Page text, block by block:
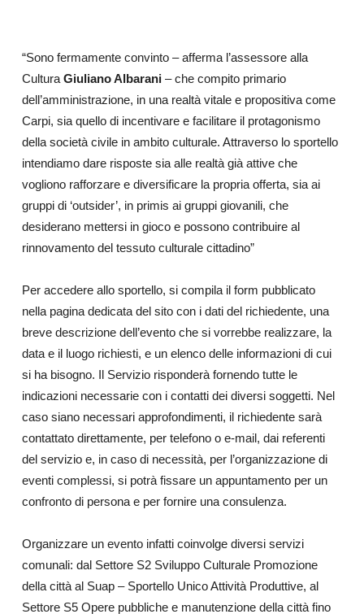
“Sono fermamente convinto – afferma l’assessore alla
Cultura Giuliano Albarani– che compito primario
dell’amministrazione, in una realtà vitale e propositiva come
Carpi, sia quello di incentivare e facilitare il protagonismo
della società civile in ambito culturale. Attraverso lo sportello
intendiamo dare risposte sia alle realtà già attive che
vogliono rafforzare e diversificare la propria offerta, sia ai
gruppi di ‘outsider’, in primis ai gruppi giovanili, che
desiderano mettersi in gioco e possono contribuire al
rinnovamento del tessuto culturale cittadino”
Per accedere allo sportello, si compila il form pubblicato
nella pagina dedicata del sito con i dati del richiedente, una
breve descrizione dell’evento che si vorrebbe realizzare, la
data e il luogo richiesti, e un elenco delle informazioni di cui
si ha bisogno. Il Servizio risponderà fornendo tutte le
indicazioni necessarie con i contatti dei diversi soggetti. Nel
caso siano necessari approfondimenti, il richiedente sarà
contattato direttamente, per telefono o e-mail, dai referenti
del servizio e, in caso di necessità, per l’organizzazione di
eventi complessi, si potrà fissare un appuntamento per un
confronto di persona e per fornire una consulenza.
Organizzare un evento infatti coinvolge diversi servizi
comunali: dal Settore S2 Sviluppo Culturale Promozione
della città al Suap – Sportello Unico Attività Produttive, al
Settore S5 Opere pubbliche e manutenzione della città fino